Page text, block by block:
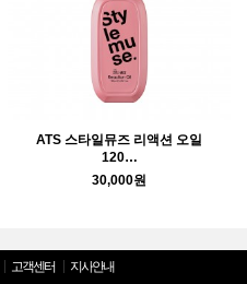
ATS 스타일뮤즈 리액션 오일
120…
30,000원
고객센터 지사안내